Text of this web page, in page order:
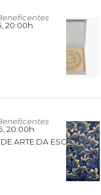
, 20:00h
, 20:00h
2º. LEILÃO BENEFICENTE DE ARTE DA ESCOLA THEODOR HERZL